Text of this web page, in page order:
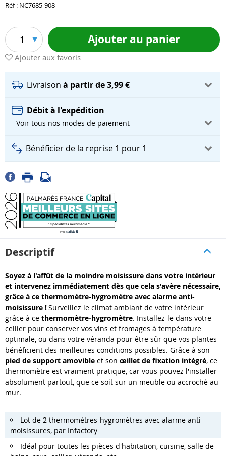
Réf : NC7685-908
1 Ajouter au panier
Ajouter aux favoris
Livraison à partir de 3,99 €
Débit à l'expédition
- Voir tous nos modes de paiement
Bénéficier de la reprise 1 pour 1
Descriptif
Soyez à l'affût de la moindre moisissure dans votre intérieur
et intervenez immédiatement dès que cela s'avère nécessaire,
grâce à ce thermomètre-hygromètre avec alarme anti-
moisissure !Surveillez le climat ambiant de votre intérieur
grâce à ce thermomètre-hygromètre. Installez-le dans votre
cellier pour conserver vos vins et fromages à température
optimale, ou dans votre véranda pour être sûr que vos plantes
bénéficient des meilleures conditions possibles. Grâce à son
pied de support amovible et son œillet de fixation intégré, ce
thermomètre est vraiment pratique, car vous pouvez l'installer
absolument partout, que ce soit sur un meuble ou accroché au
mur.
Lot de 2 thermomètres-hygromètres avec alarme anti-
moisissures, par Infactory
Idéal pour toutes les pièces d'habitation, cuisine, salle de